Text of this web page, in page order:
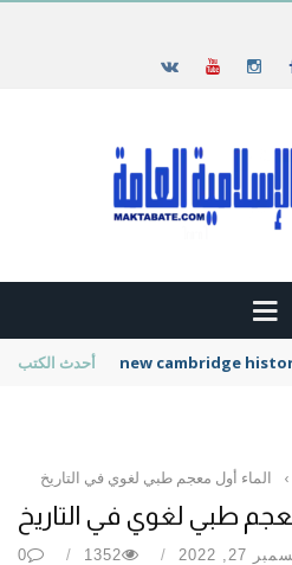
أحدث الكتب new cambridge
› الماء أول معجم طبي لغوي في التاريخ
طبي لغوي في التاريخ
27, 2022
1352
0